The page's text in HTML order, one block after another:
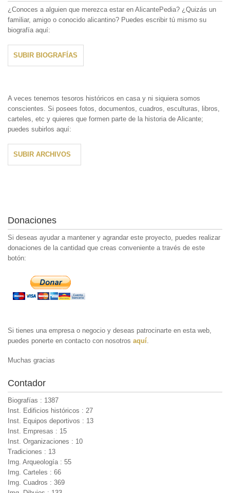
¿Conoces a alguien que merezca estar en AlicantePedia? ¿Quizás un
familiar, amigo o conocido alicantino? Puedes escribir tú mismo su
biografía aquí:
SUBIR BIOGRAFÍAS
A veces tenemos tesoros históricos en casa y ni siquiera somos
conscientes. Si posees fotos, documentos, cuadros, esculturas, libros,
carteles, etc y quieres que formen parte de la historia de Alicante;
puedes subirlos aquí:
SUBIR ARCHIVOS
Donaciones
Si deseas ayudar a mantener y agrandar este proyecto, puedes realizar
donaciones de la cantidad que creas conveniente a través de este
botón:
Si tienes una empresa o negocio y deseas patrocinarte en esta web,
puedes ponerte en contacto con nosotros aquí
Muchas gracias
Contador
Biografías : 1387
Inst. Edificios históricos : 27
Inst. Equipos deportivos : 13
Inst. Empresas : 15
Inst. Organizaciones : 10
Tradiciones : 13
Img. Arqueología : 55
Img. Carteles : 66
Img. Cuadros : 369